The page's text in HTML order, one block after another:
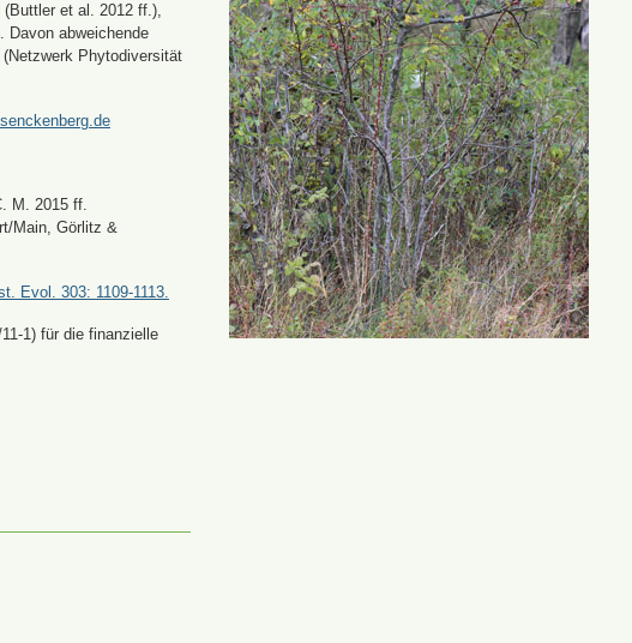
(Buttler et al. 2012 ff.),
Davon abweichende
Phytodiversität
M. 2015 ff.
Main, Görlitz &
Evol. 303: 1109-1113.
1) für die finanzielle